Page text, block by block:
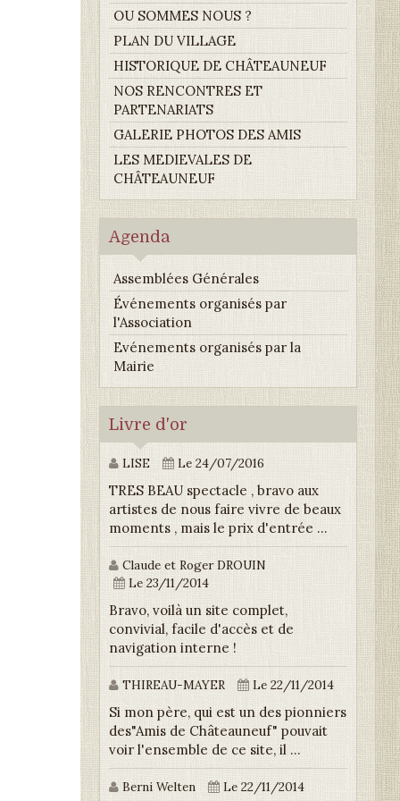
OU SOMMES NOUS ?
PLAN DU VILLAGE
HISTORIQUE DE CHÂTEAUNEUF
NOS RENCONTRES ET
PARTENARIATS
GALERIE PHOTOS DES AMIS
LES MEDIEVALES DE
CHÂTEAUNEUF
Agenda
Assemblées Générales
Événements organisés par
l'Association
Evénements organisés par la
Mairie
Livre d'or
LISE Le 24/07/2016
TRES BEAU spectacle , bravo aux
artistes de nous faire vivre de beaux
moments , mais le prix d'entrée ...
Claude et Roger DROUIN
Le 23/11/2014
Bravo, voilà un site complet,
convivial, facile d'accès et de
navigation interne !
THIREAU-MAYER Le 22/11/2014
Si mon père, qui est un des pionniers
des"Amis de Châteauneuf" pouvait
voir l'ensemble de ce site, il ...
Berni Welten Le 22/11/2014